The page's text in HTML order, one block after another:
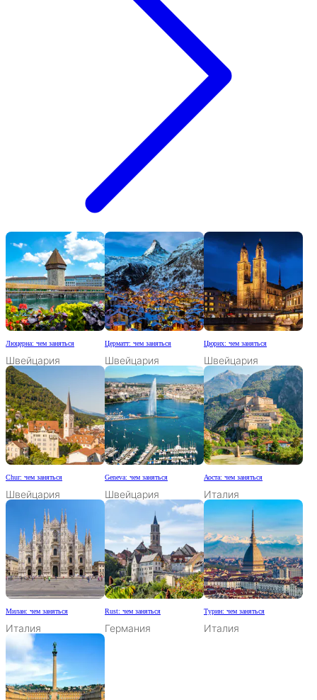
Люцерна: чем заняться
Швейцария
Церматт: чем заняться
Швейцария
Цюрих: чем заняться
Швейцария
Chur: чем заняться
Швейцария
Geneva: чем заняться
Швейцария
Аоста: чем заняться
Италия
Милан: чем заняться
Италия
Rust: чем заняться
Германия
Турин: чем заняться
Италия